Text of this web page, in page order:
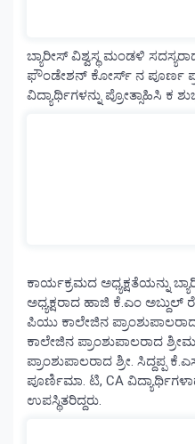
ಬ್ಯಾರೀಸ್ ವಿಶ್ವಸ್ಥ ಮಂಡಳಿ
ಫೌಂಡೇಶನ್ ಕೋರ್ಸ್ ನ ಪೂರ್ಣ
ವಿದ್ಯಾರ್ಥಿಗಳನ್ನು ಪ್ರೋತ್ಸಾಹಿಸಿ ಕ
ಕಾರ್ಯಕ್ರಮದ ಅಧ್ಯಕ್ಷತೆಯನ್ನು
ಅಧ್ಯಕ್ಷರಾದ ಹಾಜಿ ಕೆ.ಎಂ
ಪಿಯು ಕಾಲೇಜಿನ
ಕಾಲೇಜಿನ ಪ್ರಾಂಶುಪಾಲರಾದ
ಪ್ರಾಂಶುಪಾಲರಾದ ಶ್ರೀ. ಸಿದ್ದಪ್ಪ
ಪೂರ್ಣಿಮಾ. ಟಿ, CA
ಉಪಸ್ಥಿತರಿದ್ದರು.